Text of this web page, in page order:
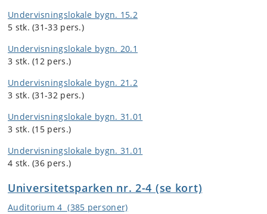
Undervisningslokale bygn. 15.2
5 stk. (31-33 pers.)
Undervisningslokale bygn. 20.1
3 stk.(12 pers.)
Undervisningslokale bygn. 21.2
3 stk. (31-32 pers.)
Undervisningslokale bygn. 31.01
3 stk. (15 pers.)
Undervisningslokale bygn. 31.01
4 stk. (36 pers.)
Universitetsparken nr. 2-4 (se kort)
Auditorium 4 (385 personer)